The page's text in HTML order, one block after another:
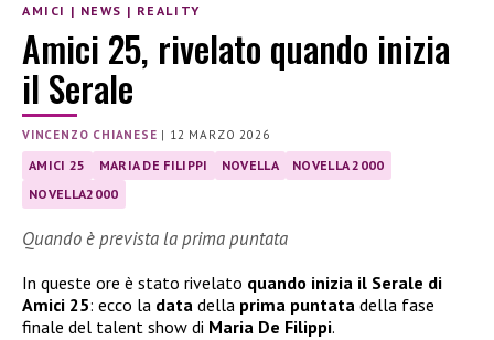
AMICI | NEWS | REALITY
Amici 25, rivelato quando inizia
il Serale
VINCENZO CHIANESE | 12 MARZO 2026
AMICI 25 MARIA DE FILIPPI NOVELLA
NOVELLA 2000
NOVELLA2000
Quando è prevista la prima puntata
In queste ore è stato rivelato quando inizia il Serale di
Amici 25: ecco la data della prima puntata della fase
finale del talent show di Maria De Filippi.